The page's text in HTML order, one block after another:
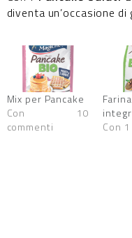
diventa un’occasione
Mix per Pancake
Con 10
commenti
Con